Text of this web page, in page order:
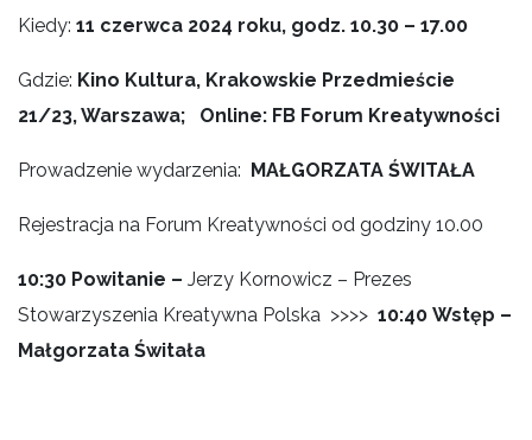
Kiedy: 11 czerwca 2024 roku, godz. 10.30 – 17.00
Gdzie: Kino Kultura, Krakowskie Przedmieście
21/23, Warszawa; Online: FB Forum Kreatywności
Prowadzenie wydarzenia: MAŁGORZATA ŚWITAŁA
Rejestracja na Forum Kreatywności od godziny 10.00
10:30 Powitanie – Jerzy Kornowicz – Prezes
Stowarzyszenia Kreatywna Polska >>>> 10:40 Wstęp –
Małgorzata Świtała